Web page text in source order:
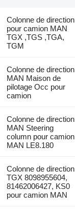
Colonne de direction
pour camion MAN
TGX ,TGS ,TGA,
TGM
Colonne de direction
MAN Maison de
pilotage Occ pour
camion
Colonne de direction
MAN Steering
column pour camion
MAN LE8.180
Colonne de direction
TGX 8098955604,
81462006427, KS0
pour camion MAN